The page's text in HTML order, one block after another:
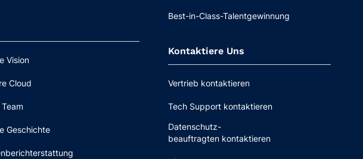
Vision
Cloud
Geschichte
Best-in-Class-Talentgewinnung
Kontaktiere Uns
Vertrieb kontaktieren
Tech Support kontaktieren
Datenschutz-
beauftragten kontaktieren